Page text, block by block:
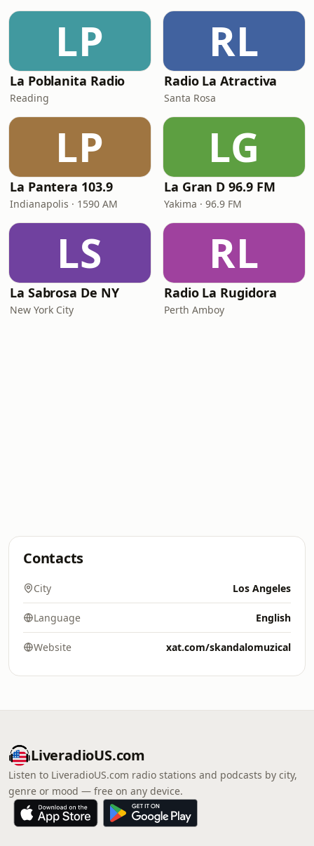
LP
La Poblanita Radio
Reading
RL
Radio La Atractiva
Santa Rosa
LP
La Pantera 103.9
Indianapolis · 1590 AM
LG
La Gran D 96.9 FM
Yakima · 96.9 FM
LS
La Sabrosa De NY
New York City
RL
Radio La Rugidora
Perth Amboy
Contacts
City Los Angeles
Language English
Website xat.com/skandalomuzical
LiveradioUS.com
Listen to LiveradioUS.com radio stations and podcasts by city,
genre or mood — free on any device.